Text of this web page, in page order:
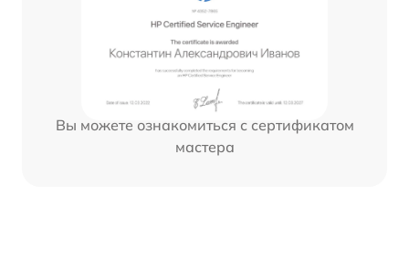
Вы можете ознакомиться с сертификатом
мастера